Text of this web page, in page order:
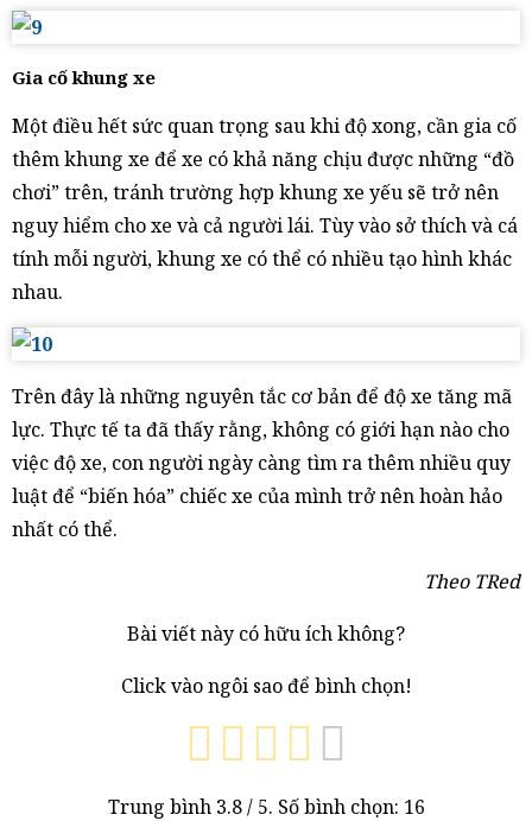
Gia cố khung xe
Một điều hết sức quan trọng sau khi độ xong, cần gia cố
thêm khung xe để xe có khả năng chịu được những “đồ
chơi” trên, tránh trường hợp khung xe yếu sẽ trở nên
nguy hiểm cho xe và cả người lái. Tùy vào sở thích và cá
tính mỗi người, khung xe có thể có nhiều tạo hình khác
nhau.
Trên đây là những nguyên tắc cơ bản để độ xe tăng mã
lực. Thực tế ta đã thấy rằng, không có giới hạn nào cho
việc độ xe, con người ngày càng tìm ra thêm nhiều quy
luật để “biến hóa” chiếc xe của mình trở nên hoàn hảo
nhất có thể.
Theo TRed
Bài viết này có hữu ích không?
Click vào ngôi sao để bình chọn!
Trung bình 3.8/ 5. Số bình chọn: 16